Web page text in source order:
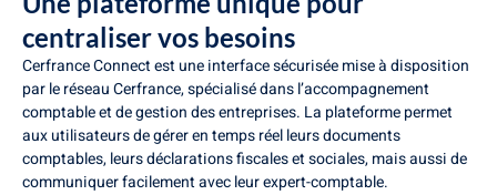
centraliser vos besoins
Cerfrance Connect est une interface sécurisée mise à disposition
par le réseau Cerfrance, spécialisé dans l’accompagnement
comptable et de gestion des entreprises. La plateforme permet
aux utilisateurs de gérer en temps réel leurs documents
comptables, leurs déclarations fiscales et sociales, mais aussi de
communiquer facilement avec leur expert-comptable.